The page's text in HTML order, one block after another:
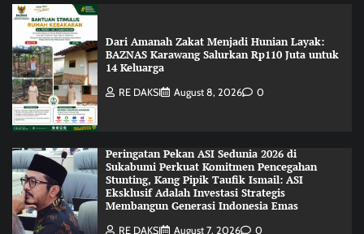
Dari Amanah Zakat Menjadi Hunian Layak:
BAZNAS Karawang Salurkan Rp110 Juta untuk
14 Keluarga
RE DAKSI August 8, 2026 0
Peringatan Pekan ASI Sedunia 2026 di
Sukabumi Perkuat Komitmen Pencegahan
Stunting, Kang Pipik Taufik Ismail: ASI
Eksklusif Adalah Investasi Strategis
Membangun Generasi Indonesia Emas
RE DAKSI August 7, 2026 0